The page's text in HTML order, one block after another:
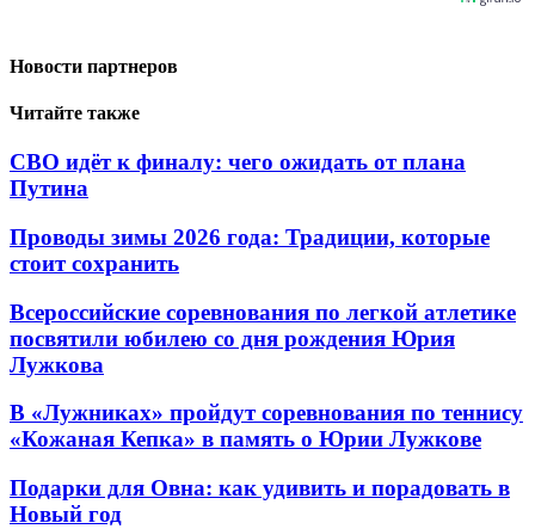
Новости партнеров
Читайте также
СВО идёт к финалу: чего ожидать от плана
Путина
Проводы зимы 2026 года: Традиции, которые
стоит сохранить
Всероссийские соревнования по легкой атлетике
посвятили юбилею со дня рождения Юрия
Лужкова
В «Лужниках» пройдут соревнования по теннису
«Кожаная Кепка» в память о Юрии Лужкове
Подарки для Овна: как удивить и порадовать в
Новый год